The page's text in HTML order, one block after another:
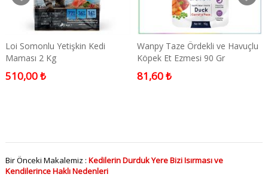
Loi Somonlu Yetişkin Kedi
Maması 2 Kg
510,00 ₺
Wanpy Taze Ördekli ve Havuçlu
Köpek Et Ezmesi 90 Gr
81,60 ₺
Bir Önceki Makalemiz : Kedilerin Durduk Yere Bizi Isırması ve
Kendilerince Haklı Nedenleri